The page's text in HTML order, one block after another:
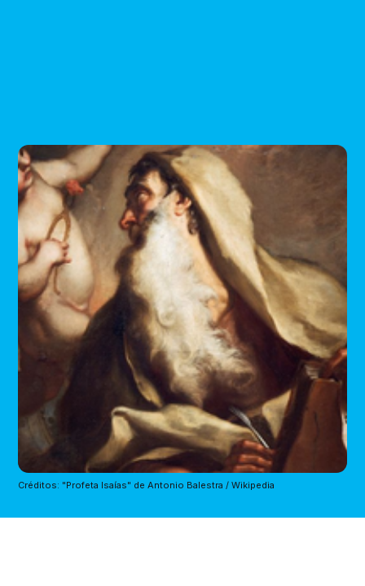
Créditos: "Profeta Isaías" de Antonio Balestra / Wikipedia